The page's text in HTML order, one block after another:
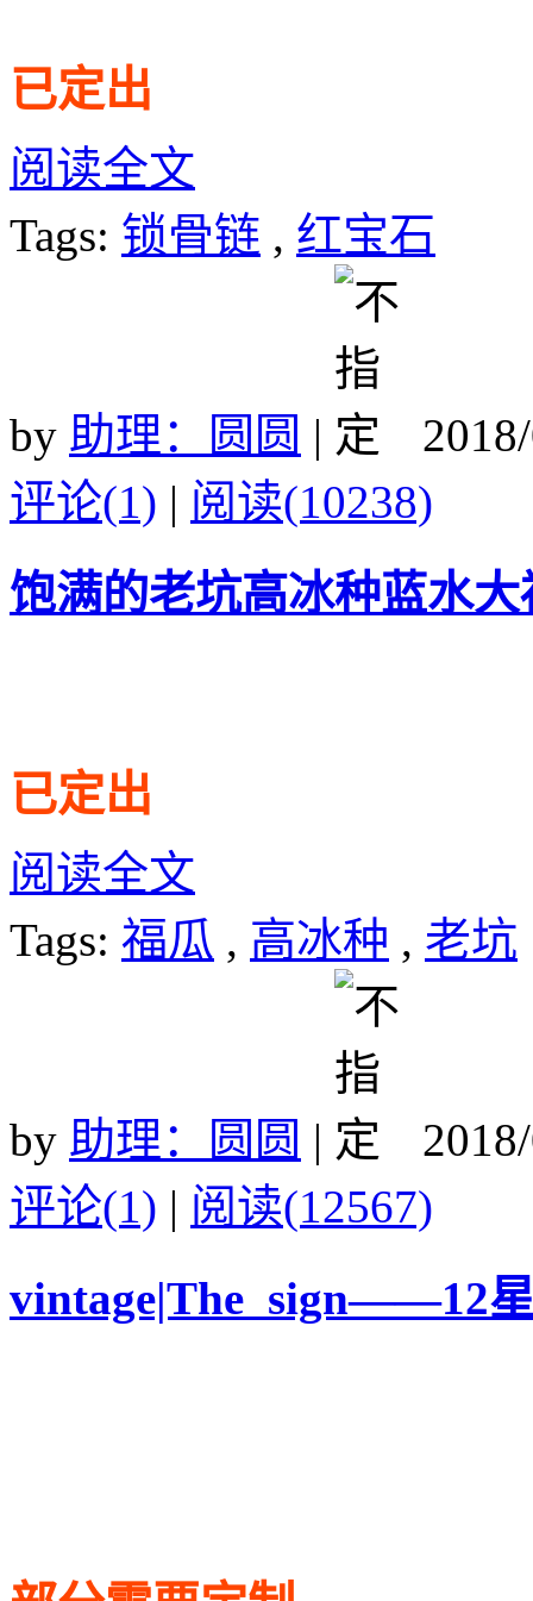
已定出
阅读全文
Tags: 锁骨链 , 红宝石
by 助理：圆圆 |
评论(1) | 阅读(10238)
饱满的老坑高冰种蓝水大
已定出
阅读全文
Tags: 福瓜 , 高冰种 , 老坑
by 助理：圆圆 |
评论(1) | 阅读(12567)
vintage|The sign——12